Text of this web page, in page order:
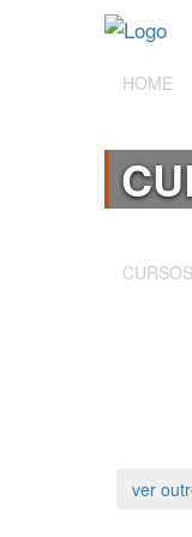
HOME
CURSOS